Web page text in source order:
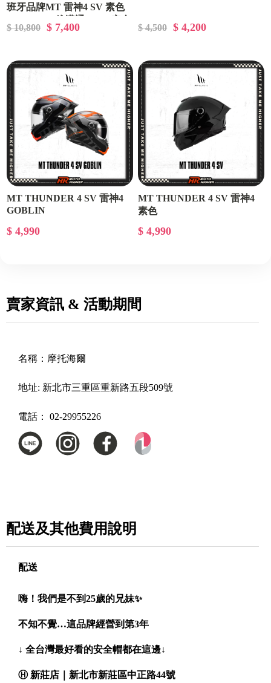
班牙品牌MT 雷神4 SV 素色
帽藍牙耳機 贈 多層膜鏡片
$ 10,800 $ 7,400 $ 4,500 $ 4,200
MT THUNDER 4 SV 雷神4
GOBLIN
$ 4,990
MT THUNDER 4 SV 雷神4
素色
$ 4,990
賣家資訊 & 活動期間
名稱： 摩托海爾
地址: 新北市三重區重新路五段509號
電話： 02-29955226
配送及其他費用說明
配送
嗨！我們是不到25歲的兄妹✨
不知不覺…這品牌經營到第3年
↓ 全台灣最好看的安全帽都在這邊↓
Ⓗ 新莊店｜新北市新莊區中正路44號